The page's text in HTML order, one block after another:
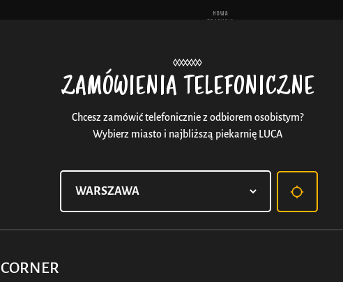
ZAMÓWIENIA TELEFONICZNE
Chcesz zamówić telefonicznie z odbiorem osobistym?
Wybierz miasto i najbliższą piekarnię LUCA